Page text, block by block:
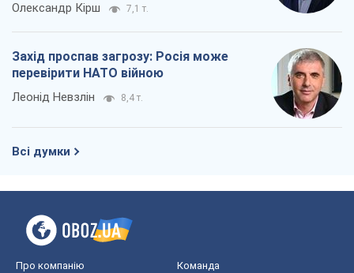
Олександр Кірш 7,1 т.
Захід проспав загрозу: Росія може
перевірити НАТО війною
Леонід Невзлін 8,4 т.
Всі думки
Про компанію Команда